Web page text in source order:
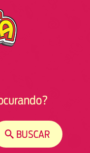
BUSCAR